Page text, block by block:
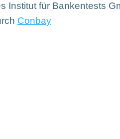
Institut für Bankentests
Conbay